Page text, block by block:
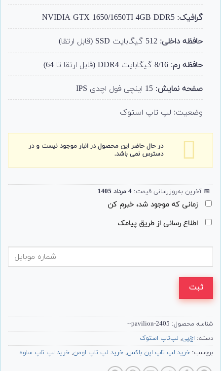
گرافیک: NVIDIA GTX 1650/1650TI 4GB DDR5
حافظه داخلی: 512 گیگابایت SSD (قابل ارتقا)
حافظه رم: 8/16 گیگابایت DDR4 (قابل ارتقا تا 64)
صفحه نمایش: 15 اینچی فول اچدی IPS
وضعیت: لپ تاپ استوک
در حال حاضر این محصول در انبار موجود نیست و در
دسترس نمی باشد.
📅 آخرین به‌روزرسانی قیمت: 4 مرداد 1405
زمانی که موجود شد، خبرم کن
اطلاع رسانی از طریق پیامک
ثبت
شناسه محصول: 2405-pavilion--
دسته: اچ‌پی, لپ‌تاپ استوک
برچسب: خرید لپ تاپ اپن باکس, خرید لپ تاپ اومن, خرید لپ تاپ ساوه